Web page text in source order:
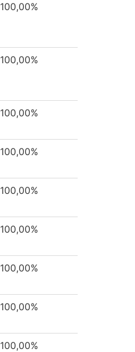
100,00%
100,00%
100,00%
100,00%
100,00%
100,00%
100,00%
100,00%
100,00%